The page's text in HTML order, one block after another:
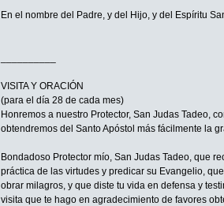
En el nombre del Padre, y del Hijo, y del Espíritu
VISITA Y ORACIÓN
(para el día 28 de cada mes)
Honremos a nuestro Protector, San Judas Tadeo,
obtendremos del Santo Apóstol más fácilmente la
Bondadoso Protector mío, San Judas Tadeo, que
práctica de las virtudes y predicar su Evangelio,
obrar milagros, y que diste tu vida en defensa y
visita que te hago en agradecimiento de favores